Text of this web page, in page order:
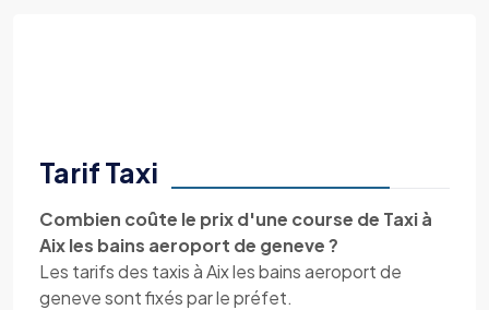
Tarif Taxi
Combien coûte le prix d'une course de Taxi à
Aix les bains aeroport de geneve ?
Les tarifs des taxis à Aix les bains aeroport de
geneve sont fixés par le préfet.